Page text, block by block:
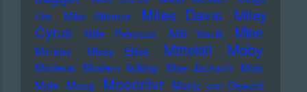
Ure
Mike Skinner Miles Davis
Miley
Cyrus
Mille Petrozza Milli Vanilli Mine
Ministry Missy Elliott Mittekill Moby
Moderat Modern Talking Moe Jacksch
Mois
Mola
Moog Moonriivr Moritz von Oswald